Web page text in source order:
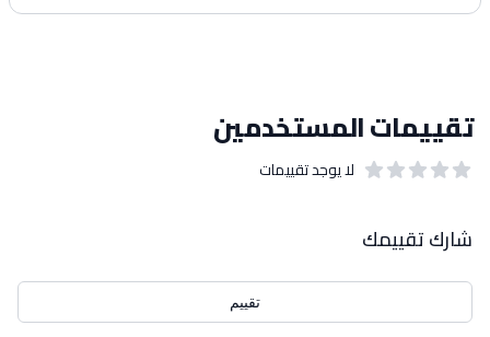
تقييمات المستخدمين
لا يوجد تقييمات
شارك تقييمك
تقييم